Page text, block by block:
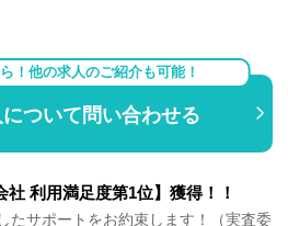
！他の求人のご紹介も可能！
について問い合わせる
社 利用満足度第1位】獲得！！
たサポートをお約束します！（実査委